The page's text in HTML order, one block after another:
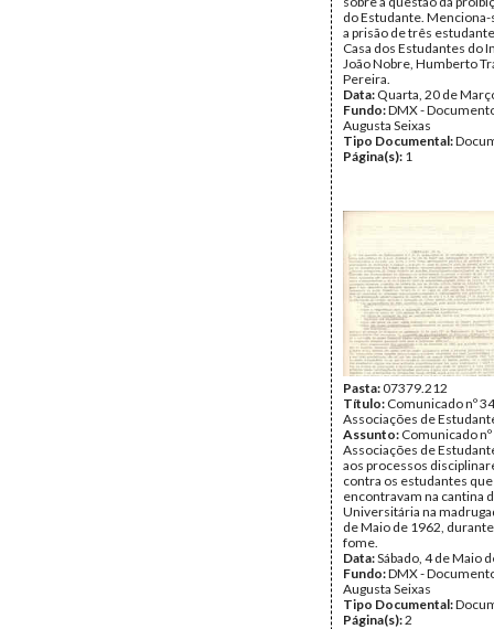
do Estudante.
a prisão de três
Casa dos Estudantes do
João Nobre, Humberto
Pereira.
Data: Quarta, 20 de
Fundo:DMX -
Augusta Seixas
Tipo Documental:
Página(s): 1
Pasta:07379.212
Título: Comunicado nº
Associações de
Assunto: Comunicado
Associações de
aos processos
contra os estudantes
encontravam na cantina
Universitária na
de Maio de 1962,
fome.
Data:Sábado, 4 de Maio
Fundo:DMX -
Augusta Seixas
Tipo Documental:
Página(s):2